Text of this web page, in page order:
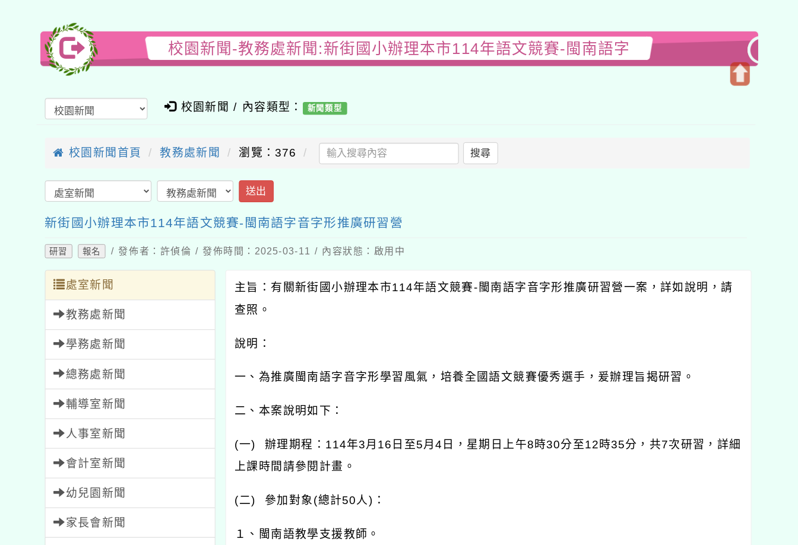
校園新聞-教務處新聞:新街國小辦理本市114年語文競賽-閩南語字
校園新聞 / 內容類型： 新聞類型
校園新聞首頁 教務處新聞 瀏覽：376 搜尋
送出
新街國小辦理本市114年語文競賽-閩南語字音字形推廣研習營
研習 報名 / 發佈者：許偵倫 / 發佈時間：2025-03-11 / 內容狀態：啟用中
處室新聞
教務處新聞
學務處新聞
總務處新聞
輔導室新聞
人事室新聞
會計室新聞
幼兒園新聞
家長會新聞
主旨：有關新街國小辦理本市114年語文競賽- 閩南語字音字形推廣研習營一案，詳如說明，請
查照。
說明：
一、為推廣閩南語字音字形學習風氣，培養全國語文競賽優秀選手，爰辦理旨揭研習。
二、本案說明如下：
(一) 辦理期程： 114年3月 16 日至5月4 日，星期日上午8時30分至12時35分，共7次研習，詳細
上課時間請參閱計畫。
(二) 參加對象(總計50人) ：
１、閩南語教學支援教師。